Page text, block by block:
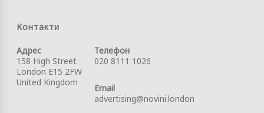
Контакти
Адрес
158 High Street
London E15 2FW
United Kingdom
Телефон
020 8111 1026
Email
advertising@novini.london